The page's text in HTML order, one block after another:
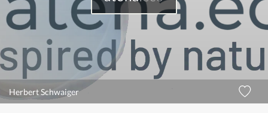
Herbert Schwaiger